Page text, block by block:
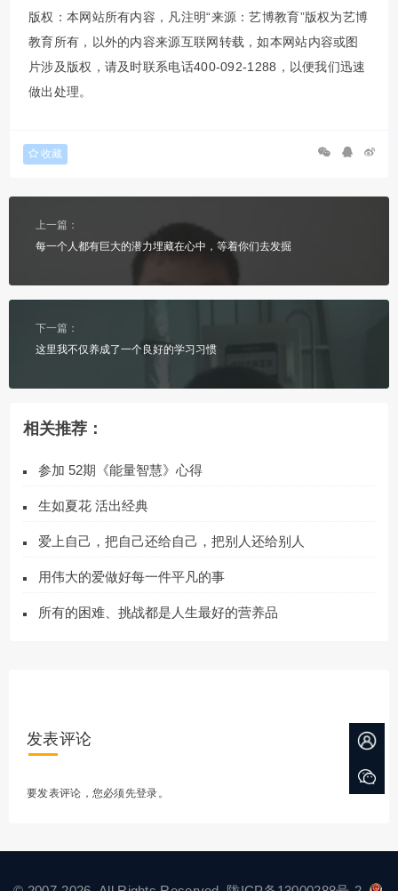
版权：本网站所有内容，凡注明“来源：艺博教育”版权为艺博
教育所有，以外的内容来源互联网转载，如本网站内容或图
片涉及版权，请及时联系电话400-092-1288，以便我们迅速
做出处理。
收藏
上一篇：
每一个人都有巨大的潜力埋藏在心中，等着你们去发掘
下一篇：
这里我不仅养成了一个良好的学习习惯
相关推荐：
参加 52期《能量智慧》心得
生如夏花 活出经典
爱上自己，把自己还给自己，把别人还给别人
用伟大的爱做好每一件平凡的事
所有的困难、挑战都是人生最好的营养品
发表评论
要发表评论，您必须先登录 。